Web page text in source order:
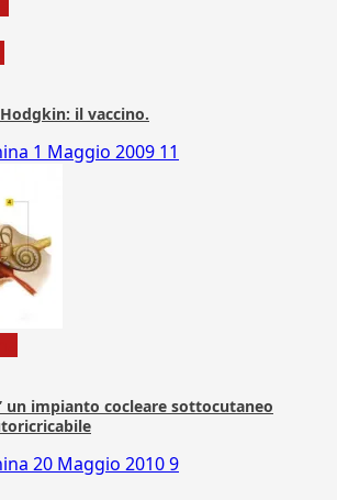
il vaccino.
1 Maggio 2009 11
un impianto cocleare sottocutaneo
20 Maggio 20109